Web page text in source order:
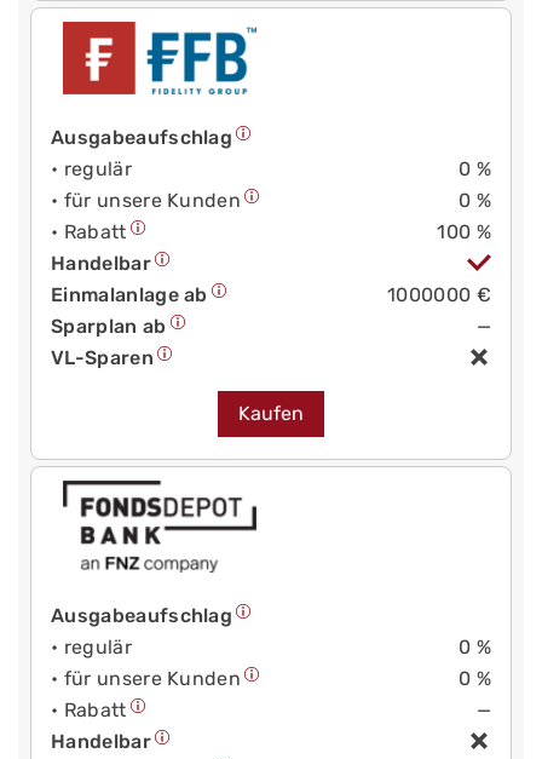
Ausgabeaufschlag
• regulär
0 %
• für unsere Kunden
0 %
• Rabatt
100 %
Handelbar
Einmalanlage ab
1000000 €
Sparplan ab
—
VL-Sparen
Kaufen
Ausgabeaufschlag
• regulär
0 %
• für unsere Kunden
0 %
• Rabatt
—
Handelbar